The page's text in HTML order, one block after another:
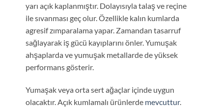
yarı açık kaplanmıştır. Dolayısıyla talaş ve reçine
ile sıvanması geç olur. Özellikle kalın kumlarda
agresif zımparalama yapar. Zamandan tasarruf
sağlayarak iş gücü kayıplarını önler. Yumuşak
ahşaplarda ve yumuşak metallarde de yüksek
performans gösterir.
Yumaşak veya orta sert ağaçlar içinde uygun
olacaktır. Açık kumlamalı ürünlerde mevcuttur.